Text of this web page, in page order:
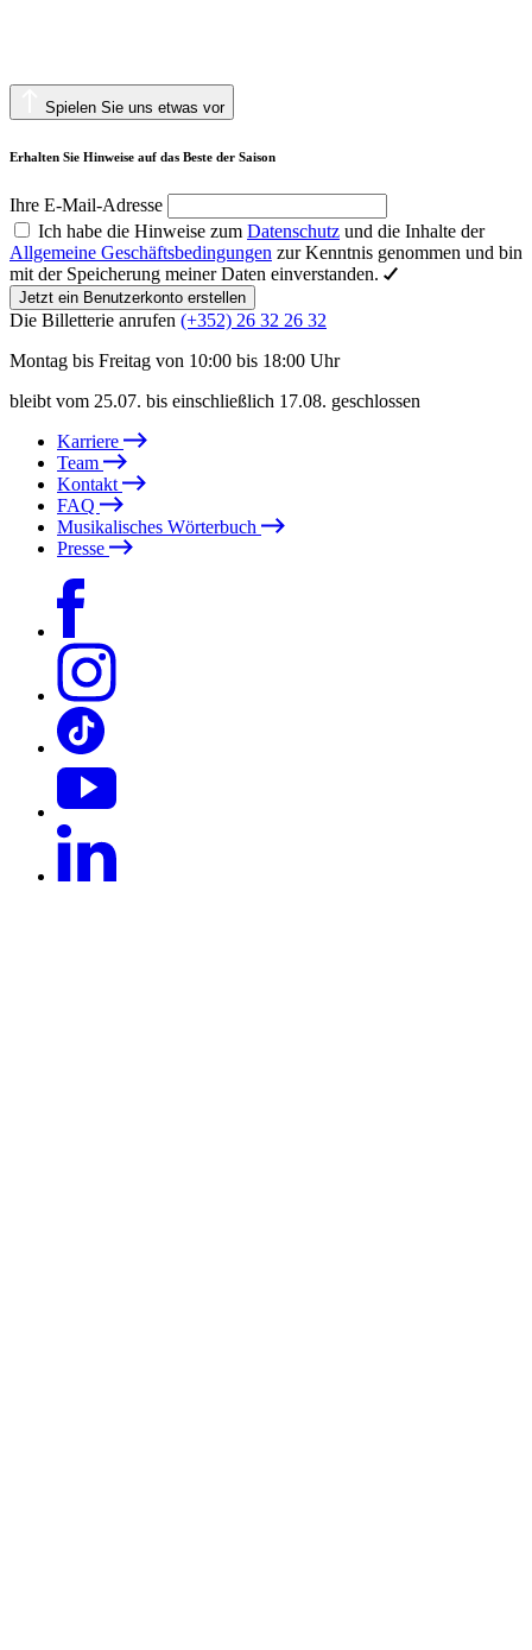
Spielen Sie uns etwas vor
Erhalten Sie Hinweise auf das Beste der Saison
Ihre E-Mail-Adresse
Ich habe die Hinweise zum Datenschutz und die Inhalte der
Allgemeine Geschäftsbedingungen zur Kenntnis genommen und bin
mit der Speicherung meiner Daten einverstanden.
Jetzt ein Benutzerkonto erstellen
Die Billetterie anrufen (+352) 26 32 26 32
Montag bis Freitag von 10:00 bis 18:00 Uhr
bleibt vom 25.07. bis einschließlich 17.08. geschlossen
Karriere
Team
Kontakt
FAQ
Musikalisches Wörterbuch
Presse